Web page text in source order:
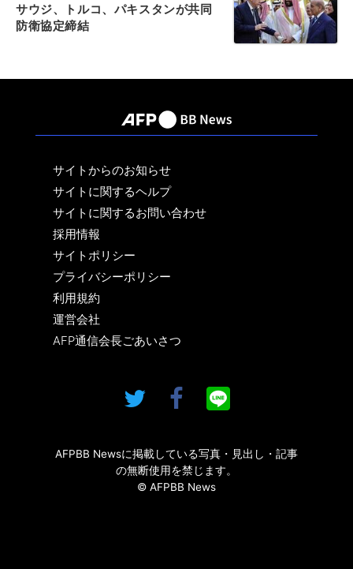
サウジ、トルコ、パキスタンが共同
防衛協定締結
サイトからのお知らせ
サイトに関するヘルプ
サイトに関するお問い合わせ
採用情報
サイトポリシー
プライバシーポリシー
利用規約
運営会社
AFP通信会長ごあいさつ
AFPBB Newsに掲載している写真・見出し・記事
の無断使用を禁じます。
© AFPBB News